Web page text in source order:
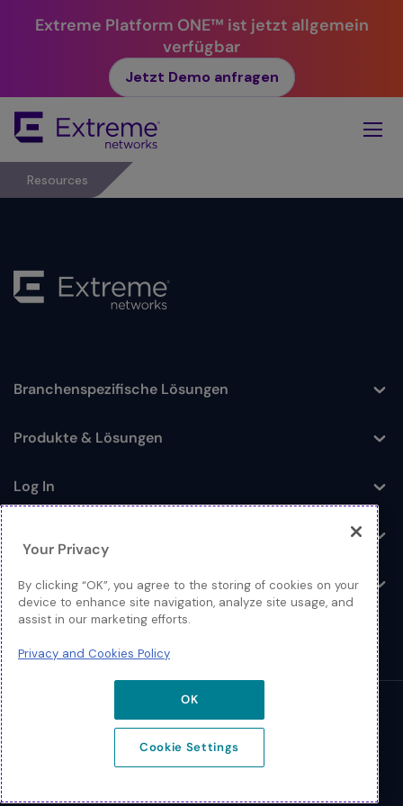
Extreme Platform ONE™ ist jetzt allgemein
verfügbar
Jetzt Demo anfragen
Main
Content
Resources
Toggle
Branchenspezifische Lösungen
Toggle
Produkte & Lösungen
Toggle
Log In
Toggle
Toggle
Über
© 2026 Extreme Networks
Your Privacy
By clicking “OK”, you agree to the storing of cookies on your
device to enhance site navigation, analyze site usage, and
assist in our marketing efforts.
Privacy and Cookies Policy
OK
Cookie Settings